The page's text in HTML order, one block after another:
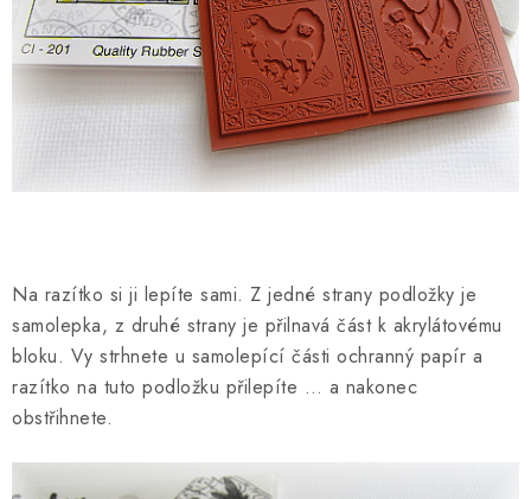
Na razítko si ji lepíte sami. Z jedné strany podložky je
samolepka, z druhé strany je přilnavá část k akrylátovému
bloku. Vy strhnete u samolepící části ochranný papír a
razítko na tuto podložku přilepíte … a nakonec
obstřihnete.